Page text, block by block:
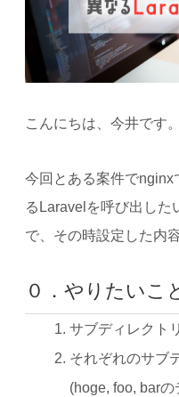
こんにちは、今井です。
今回とある案件でnginx
るLaravelを呼び出した
で、その時設定した内
０．やりたいこ
サブディレクト
それぞれのサブ
(hoge, foo, bar